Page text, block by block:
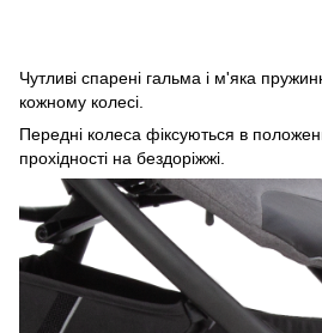
Чутливі спарені гальма і м'яка
кожному колесі.
Передні колеса фіксуються в
прохідності на бездоріжжі.